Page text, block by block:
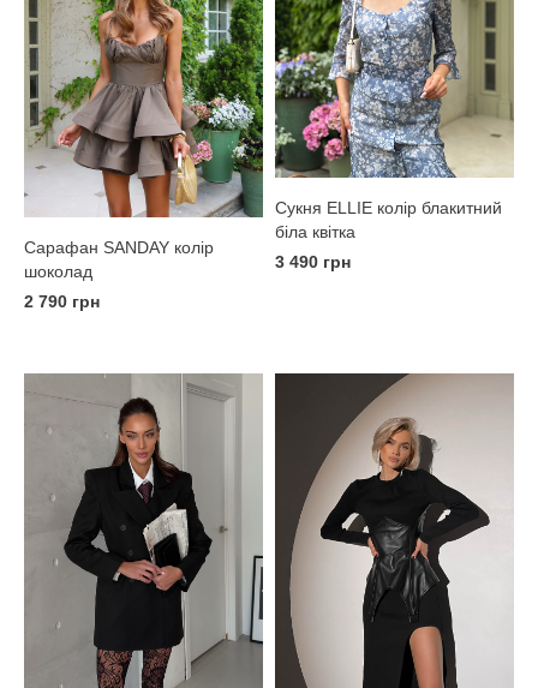
Сарафан SANDAY колір
шоколад
2 790 грн
Сукня ELLIE колір блакитний
біла квітка
3 490 грн